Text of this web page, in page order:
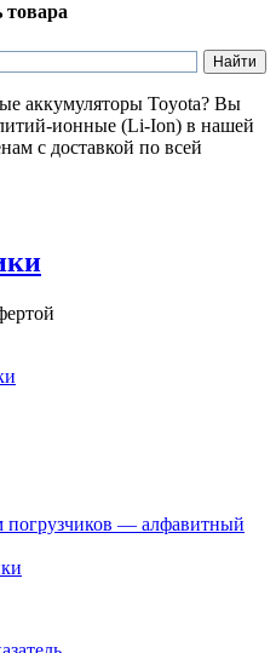
товара
аккумуляторы Toyota? Вы
ионные (Li-Ion) в нашей
с доставкой по всей
— алфавитный